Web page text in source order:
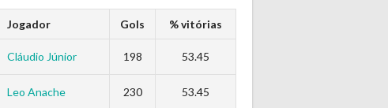
Jogador Gols % vitórias
Cláudio Júnior 198 53.45
Leo Anache 230 53.45